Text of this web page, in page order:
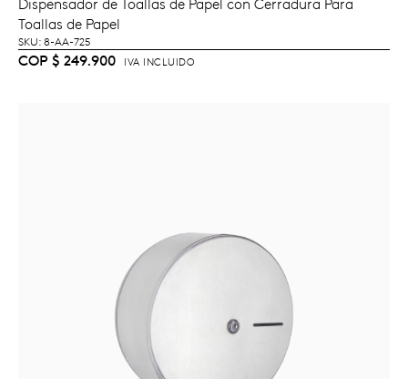
LEER MÁS
Dispensador de Toallas de Papel con Cerradura Para
Toallas de Papel
SKU: 8-AA-725
COP $ 249.900 IVA INCLUIDO